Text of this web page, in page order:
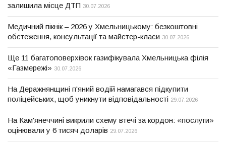
залишила місце ДТП 30.07.2026
Медичний пікнік – 2026 у Хмельницькому: безкоштовні
обстеження, консультації та майстер-класи 30.07.2026
Ще 11 багатоповерхівок газифікувала Хмельницька філія
«Газмережі» 30.07.2026
На Деражнянщині п'яний водій намагався підкупити
поліцейських, щоб уникнути відповідальності 29.07.2026
На Кам'янеччині викрили схему втечі за кордон: «послуги»
оцінювали у 6 тисяч доларів 29.07.2026